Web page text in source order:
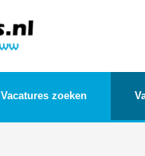
Vacatures zoeken